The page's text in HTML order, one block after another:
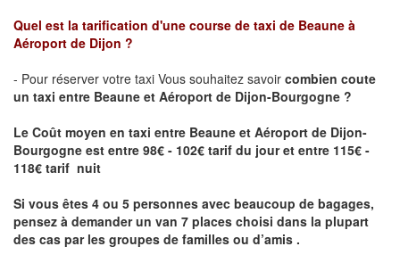
Quel est la tarification d'une course de taxi de Beaune à
Aéroport de Dijon ?
- Pour réserver votre taxi Vous souhaitez savoir combien coute
un taxi entre Beaune et Aéroport de Dijon-Bourgogne ?
Le Coût moyen en taxi entre Beaune et Aéroport de Dijon-
Bourgogne est entre 98€ - 102€ tarif du jour et entre 115€ -
118€ tarif nuit
Si vous êtes 4 ou 5 personnes avec beaucoup de bagages,
pensez à demander un van 7 places choisi dans la plupart
des cas par les groupes de familles ou d’amis .